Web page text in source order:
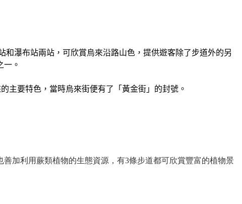
瀑布站兩站，可欣賞烏來沿路山色，提供遊客除了步道外的另
。
主要特色，當時烏來街便有了「黃金街」的封號。
加利用蕨類植物的生態資源，有3條步道都可欣賞豐富的植物景